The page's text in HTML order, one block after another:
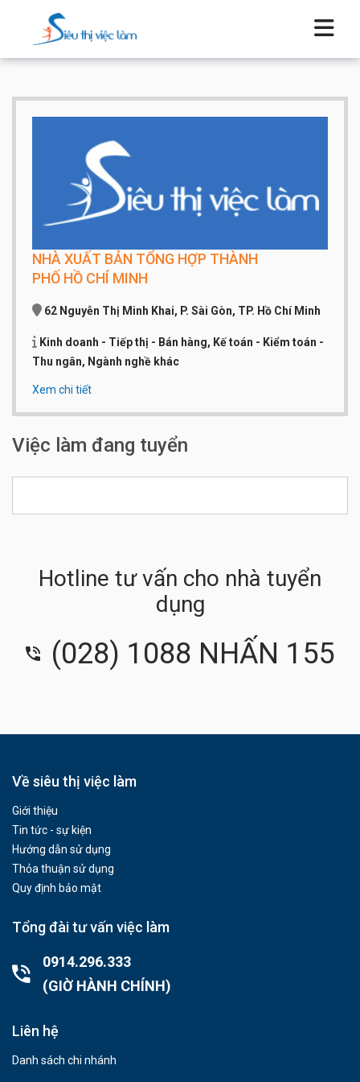
NHÀ XUẤT BẢN TỔNG HỢP THÀNH
PHỐ HỒ CHÍ MINH
62 Nguyễn Thị Minh Khai, P. Sài Gòn, TP. Hồ Chí Minh
Kinh doanh - Tiếp thị - Bán hàng, Kế toán - Kiểm toán -
Thu ngân, Ngành nghề khác
Qui mô công ty:
Số điện thoại:028.38225340
Xem chi tiết
Việc làm đang tuyển
Hotline tư vấn cho nhà tuyển
dụng
(028) 1088 NHẤN 155
Về siêu thị việc làm
Giới thiệu
Tin tức - sự kiện
Hướng dẫn sử dụng
Thỏa thuận sử dụng
Quy định bảo mật
Tổng đài tư vấn việc làm
0914.296.333
(GIỜ HÀNH CHÍNH)
Liên hệ
Danh sách chi nhánh